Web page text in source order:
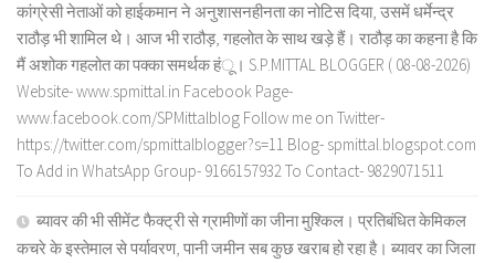
कांग्रेसी नेताओं को हाईकमान ने अनुशासनहीनता का नोटिस दिया, उसमें धर्मेन्द्र
राठौड़ भी शामिल थे। आज भी राठौड़, गहलोत के साथ खड़े हैं। राठौड़ का कहना है कि
मैं अशोक गहलोत का पक्का समर्थक हंू। S.P.MITTAL BLOGGER ( 08-08-2026)
Website- www.spmittal.in Facebook Page-
www.facebook.com/SPMittalblog Follow me on Twitter-
https://twitter.com/spmittalblogger?s=11 Blog- spmittal.blogspot.com
To Add in WhatsApp Group- 9166157932 To Contact- 9829071511
ब्यावर की भी सीमेंट फैक्ट्री से ग्रामीणों का जीना मुश्किल। प्रतिबंधित केमिकल
कचरे के इस्तेमाल से पर्यावरण, पानी जमीन सब कुछ खराब हो रहा है। ब्यावर का जिला